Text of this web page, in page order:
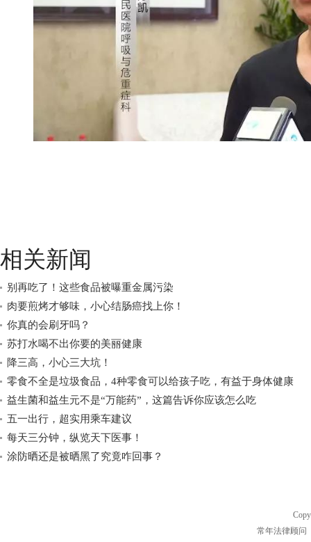
相关新闻
别再吃了！这些食品被曝重金属污染
肉要煎烤才够味，小心结肠癌找上你！
你真的会刷牙吗？
苏打水喝不出你要的美丽健康
降三高，小心三大坑！
零食不全是垃圾食品，4种零食可以给孩子吃，有益于身体健康
益生菌和益生元不是“万能药”，这篇告诉你应该怎么吃
五一出行，超实用乘车建议
每天三分钟，纵览天下医事！
涂防晒还是被晒黑了究竟咋回事？
常年法律顾问